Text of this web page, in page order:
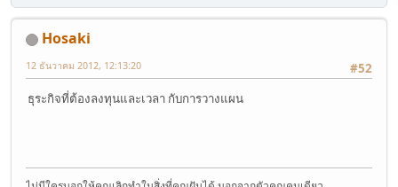
Hosaki
#52
12 ธันวาคม 2012, 12:13:20
ธุระกิจที่ต้องลงทุนและเวลา กับการวางแผน